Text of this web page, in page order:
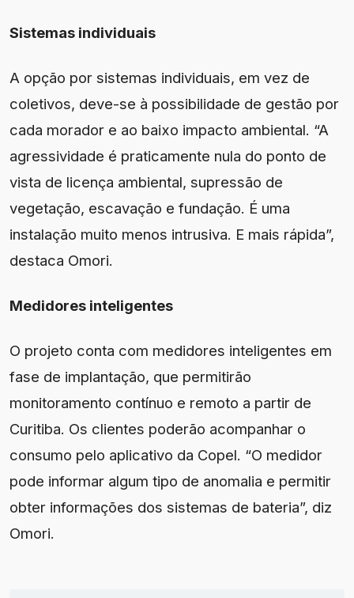
Sistemas individuais
A opção por sistemas individuais, em vez de
coletivos, deve-se à possibilidade de gestão por
cada morador e ao baixo impacto ambiental. “A
agressividade é praticamente nula do ponto de
vista de licença ambiental, supressão de
vegetação, escavação e fundação. É uma
instalação muito menos intrusiva. E mais rápida”,
destaca Omori.
Medidores inteligentes
O projeto conta com medidores inteligentes em
fase de implantação, que permitirão
monitoramento contínuo e remoto a partir de
Curitiba. Os clientes poderão acompanhar o
consumo pelo aplicativo da Copel. “O medidor
pode informar algum tipo de anomalia e permitir
obter informações dos sistemas de bateria”, diz
Omori.